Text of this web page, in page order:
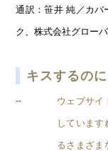
通訳：笹井 純／カバ
ク、株式会社グロー
キスするの
-- ウェブサイ
しています
るさまざま